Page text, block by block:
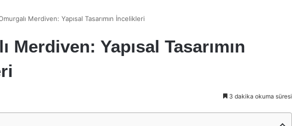
Merdiven: Yapısal Tasarımın İncelikleri
Merdiven: Yapısal Tasarımın
3 dakika okuma süresi